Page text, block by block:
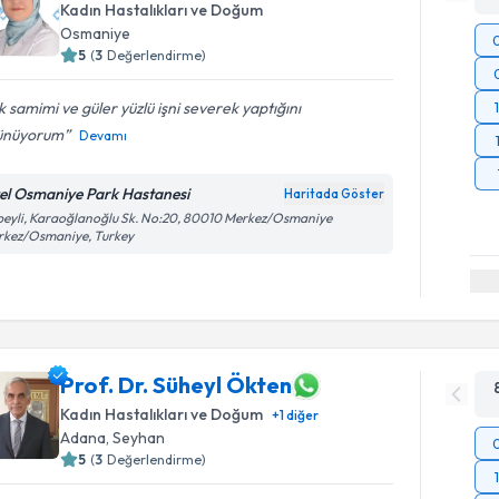
Kadın Hastalıkları ve Doğum
Osmaniye
5 (3 Değerlendirme)
samimi ve güler yüzlü işni severek yaptığını
Devamı
Osmaniye Park Hastanesi Haritada Göster
Karaoğlanoğlu Sk. No:20, 80010 Merkez/Osmaniye
Osmaniye, Turkey
Prof. Dr. Süheyl Ökten
Kadın Hastalıkları ve Doğum +1diğer
Adana , Seyhan
5 (3 Değerlendirme)